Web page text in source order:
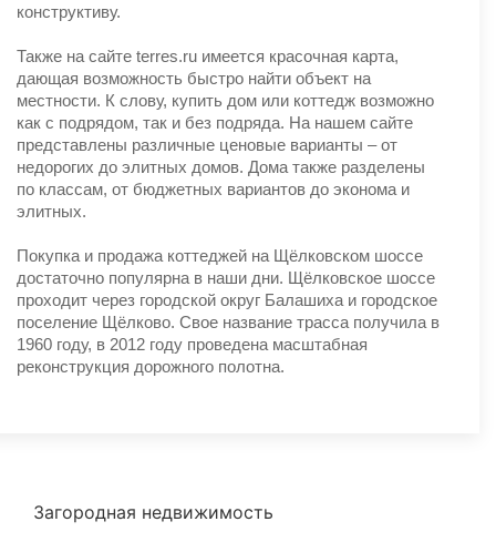
конструктиву.
Также на сайте terres.ru имеется красочная карта,
дающая возможность быстро найти объект на
местности. К слову, купить дом или коттедж возможно
как с подрядом, так и без подряда. На нашем сайте
представлены различные ценовые варианты – от
недорогих до элитных домов. Дома также разделены
по классам, от бюджетных вариантов до эконома и
элитных.
Покупка и продажа коттеджей на Щёлковском шоссе
достаточно популярна в наши дни. Щёлковское шоссе
проходит через городской округ Балашиха и городское
поселение Щёлково. Свое название трасса получила в
1960 году, в 2012 году проведена масштабная
реконструкция дорожного полотна.
Загородная недвижимость